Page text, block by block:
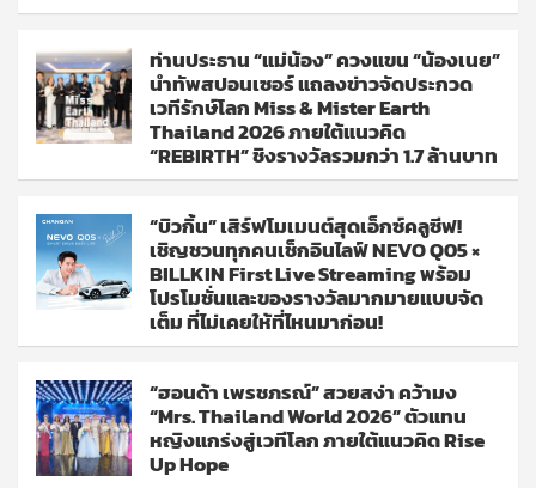
ท่านประธาน “แม่น้อง” ควงแขน “น้องเนย”
นำทัพสปอนเซอร์ แถลงข่าวจัดประกวด
เวทีรักษ์โลก Miss & Mister Earth
Thailand 2026 ภายใต้แนวคิด
“REBIRTH” ชิงรางวัลรวมกว่า 1.7 ล้านบาท
“บิวกิ้น” เสิร์ฟโมเมนต์สุดเอ็กซ์คลูซีฟ!
เชิญชวนทุกคนเช็กอินไลฟ์ NEVO Q05 ×
BILLKIN First Live Streaming พร้อม
โปรโมชั่นและของรางวัลมากมายแบบจัด
เต็ม ที่ไม่เคยให้ที่ไหนมาก่อน!
“ฮอนด้า เพรชภรณ์” สวยสง่า คว้ามง
“Mrs. Thailand World 2026” ตัวแทน
หญิงแกร่งสู่เวทีโลก ภายใต้แนวคิด Rise
Up Hope